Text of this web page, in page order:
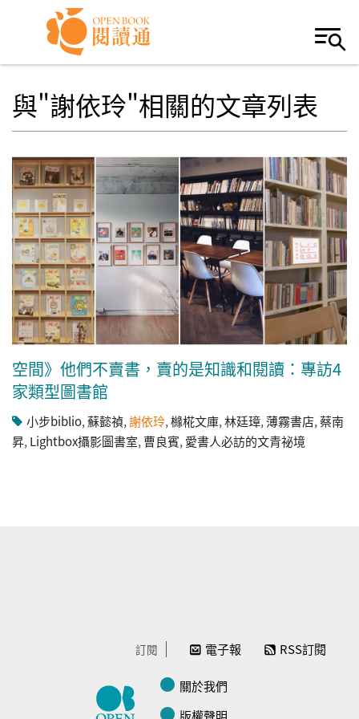
Skip to navigation
移至主內容
與"謝依玲"相關的文章列表
空間》他們不賣書，賣的是知識和閱讀：專訪4
家類型圖書館
小步biblio,蘇懿禎,謝依玲,櫞椛文庫,林廷璋,薄霧書店,蔡南
昇, Lightbox攝影圖書室, 曹良賓, 愛書人必訪的文青祕境
訂閱 電子報 RSS訂閱
關於我們
版權聲明